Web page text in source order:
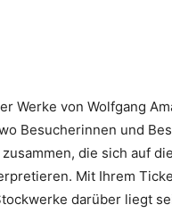
Werke von Wolfgang
Besucherinnen und
die sich auf die
Mit Ihrem
darüber liegt